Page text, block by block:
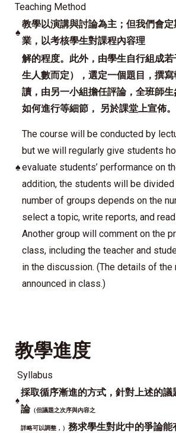
Teaching Method
♠
教學以演講與討論為主；但我們會
業，以考核學生對課程內容理
解的程度。 此外，由學生自行組成
生人數而定），選定一個題目，撰
讀，由另一小組擔任評論，全班師
如何進行等細節， 另於課堂上宣佈。
♠
The course will be conducted by
but we will regularly give students
evaluate students’ performance on
addition, the students will be
number of groups depends on the
select a topic, write reports, and
Another group will comment on the
class, including the teacher and
in the discussion. (The details of
announced in class.)
教學進度
Syllabus
♠
採取循序漸進的方式，針對上述的議
論（但議題之次序與內容之
詳略可以調整，） 務求學生對此中的爭論能